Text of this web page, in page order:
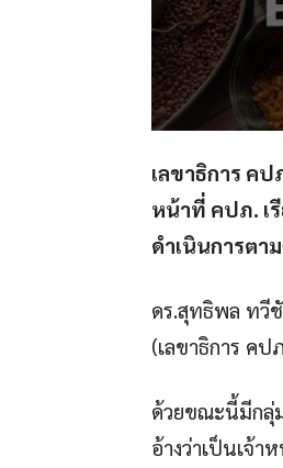
เลขาธิการ ค
หน้าที่ คปภ. เ
ดำเนินการต
ดร.สุทธิพล ทวีชั
(เลขาธิการ คป
ด้วยขณะนี้มีกลุ่
อ้างว่าเป็นเจ้า